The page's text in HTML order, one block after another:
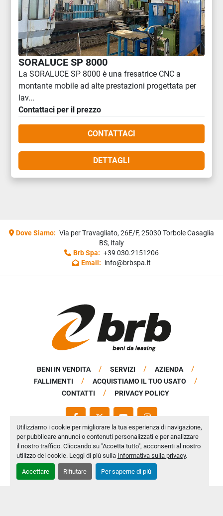
Utilizziamo i cookie per migliorare la tua esperienza di navigazione,
per pubblicare annunci o contenuti personalizzati e per analizzare
il nostro traffico. Cliccando su "Accetta tutto", acconsenti al nostro
utilizzo dei cookie. Leggi di più sulla Informativa sulla privacy.
Accettare Rifiutare Per saperne di più
SORALUCE SP 8000
La SORALUCE SP 8000 è una fresatrice CNC a
montante mobile ad alte prestazioni progettata per
lav...
Contattaci per il prezzo
CONTATTACI
DETTAGLI
Dove Siamo: Via per Travagliato, 26E/F, 25030 Torbole Casaglia
BS, Italy
Brb Spa: +39 030.2151206
Email: info@brbspa.it
BENI IN VENDITA SERVIZI
AZIENDA
FALLIMENTI
ACQUISTIAMO IL TUO USATO
CONTATTI
PRIVACY POLICY
Codice Fiscale e P. IVA 02927930988, SDI: K0ROACV
Registro Imprese di Brescia n. REA: 490652
Capitale Sociale: € 50.000,00 i.v.
Personalizza le preferenze sui Cookies